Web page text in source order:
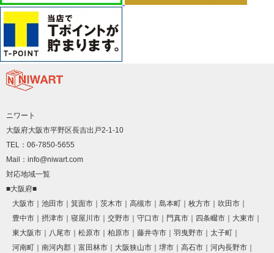
ニワート
大阪府大阪市平野区長吉出戸2-1-10
TEL：06-7850-5655
Mail：info@niwart.com
対応地域一覧
■大阪府■
大阪市
池田市 箕面市 茨木市 高槻市 島本町 枚方市
吹田市
豊中市
摂津市 寝屋川市 交野市 守口市 門真市 四条畷市
大東市
東大阪市
八尾市 松原市 柏原市 藤井寺市 羽曳野市
太子町
河南町
南河内郡 富田林市 大阪狭山市 堺市 高石市 河内長野市